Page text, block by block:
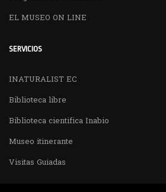
EL MUSEO ON LINE
SERVICIOS
INATURALIST EC
Biblioteca libre
Biblioteca cientifica Inabio
Museo itinerante
Visitas Guiadas